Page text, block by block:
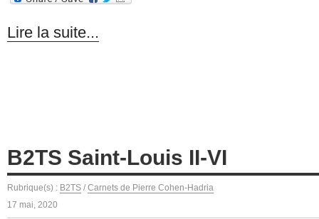
Lire la suite...
B2TS Saint-Louis II-VI
Rubrique(s) : B2TS / Carnets de Pierre Cohen-Hadria
17 mai, 2020